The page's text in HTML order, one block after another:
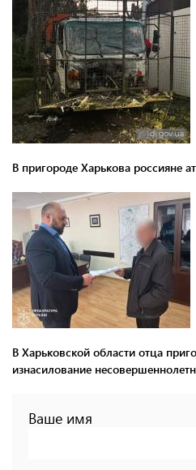
В пригороде Харькова россияне
В Харьковской области отца
изнасилование
Ваше имя